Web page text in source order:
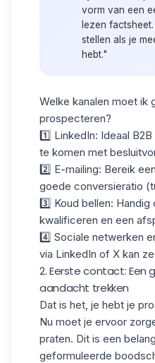
vorm van een
lezen
stellen als je
hebt."
Welke kanalen moet
prospecteren?
1️⃣ LinkedIn: Ideaal
te komen met
2️⃣ E-mailing: Bereik
goede conversieratio
3️⃣ Koud bellen: Handig
kwalificeren en een
4️⃣ Sociale netwerken
via LinkedIn of X kan
2. Eerste contact: Een
aandacht trekken
Dat is het, je hebt je
Nu moet je ervoor
praten. Dit is een
geformuleerde